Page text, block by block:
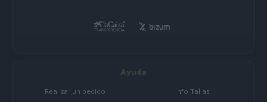
Ayuda
Realizar un pedido
Info Tallas